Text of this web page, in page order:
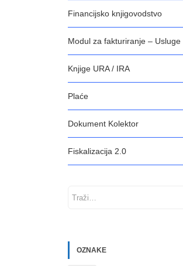
Financijsko knjigovodstvo
Modul za fakturiranje – Usluge
Knjige URA / IRA
Plaće
Dokument Kolektor
Fiskalizacija 2.0
OZNAKE